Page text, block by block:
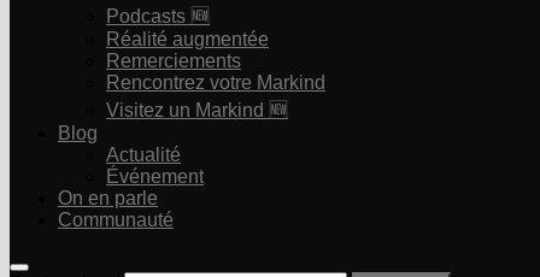
Podcasts 🆕
Réalité augmentée
Remerciements
Rencontrez votre Markind
Visitez un Markind 🆕
Blog
Actualité
Événement
On en parle
Communauté